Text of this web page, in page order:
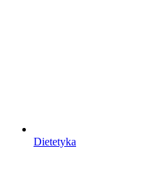
Dietetyka